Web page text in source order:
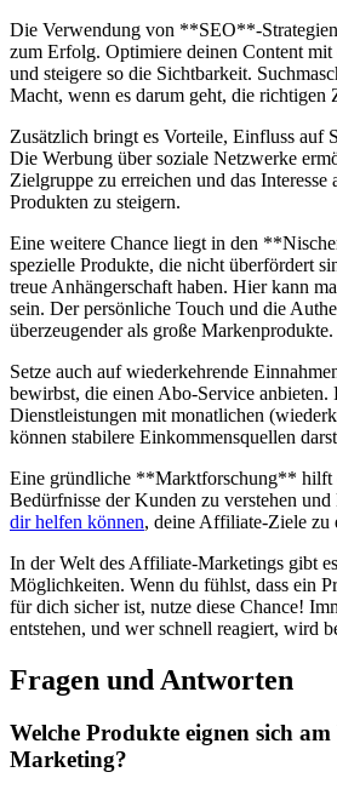
Die ⁣Verwendung von ⁤**SEO**-
zum ‌Erfolg. Optimiere deinen⁤ Content mit
und steigere ⁤so die Sichtbarkeit.
‌Macht, wenn es darum⁢ geht, die richtigen
Zusätzlich bringt es⁣ Vorteile, Einfluss⁢ auf⁢
Die ⁢Werbung über ⁤soziale Netzwerke
⁢Zielgruppe zu erreichen und das Interesse
Produkten zu steigern.
Eine weitere Chance liegt in den
spezielle⁢ Produkte, ⁤die nicht überfördert⁣
treue⁤ Anhängerschaft haben. Hier kann
sein. Der persönliche Touch und die
überzeugender ⁤als große Markenprodukte.
Setze auch auf‍ wiederkehrende
bewirbst, die einen Abo-Service anbieten.
Dienstleistungen mit monatlichen
können ​stabilere Einkommensquellen
Eine gründliche⁢ **Marktforschung** hilft
Bedürfnisse ⁤der Kunden⁢ zu verstehen
dir helfen können, deine​ Affiliate-Ziele ⁤zu
In der Welt des Affiliate-Marketings gibt
Möglichkeiten. Wenn ⁤du fühlst, dass ein⁤
für dich sicher ist, nutze⁣ diese​ Chance!
entstehen, und wer schnell reagiert, wird
Fragen und Antworten
Welche ‌Produkte eignen sich
Marketing?